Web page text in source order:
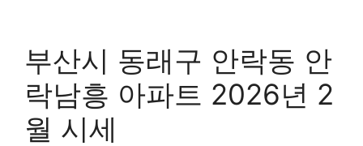
부산시 동래구 안락동 안
락남흥 아파트 2026년 2
월 시세